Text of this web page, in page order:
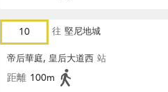
10 往 堅尼地城
帝后華庭, 皇后大道西 站
距離 100m